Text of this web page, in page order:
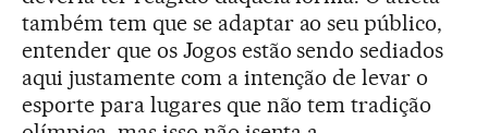
também tem que se adaptar ao seu público,
entender que os Jogos estão sendo sediados
aqui justamente com a intenção de levar o
esporte para lugares que não tem tradição